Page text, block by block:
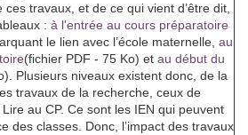
travaux, et de ce qui vient d’être dit,
: à l'entrée au cours préparatoire
le lien avec l’école maternelle, au
(fichier PDF - 75 Ko) et au début du
Plusieurs niveaux existent donc, de la
travaux de la recherche, ceux de
Lire au CP. Ce sont les IEN qui peuvent
des classes. Donc, l’impact des travaux